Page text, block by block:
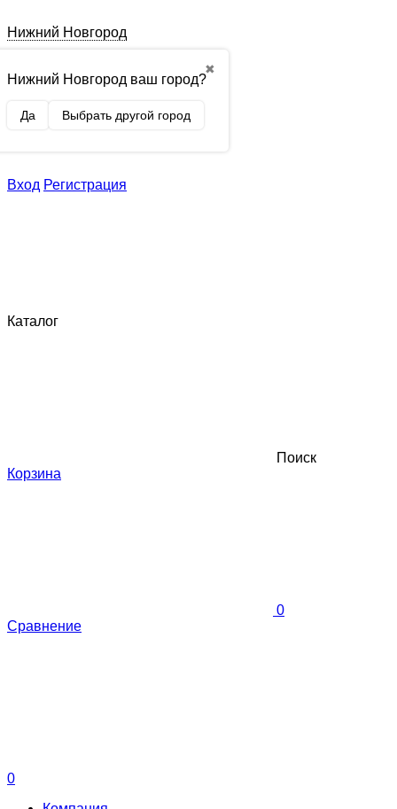
Нижний Новгород
✖
Нижний Новгород ваш город?
Да Выбрать другой город
Вход Регистрация
Каталог
Поиск
Корзина
0
Сравнение
0